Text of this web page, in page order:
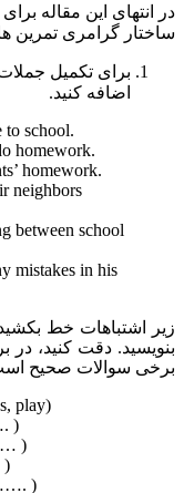
در انتهای این مقاله
ساختار گرامری تمرین
اضافه کنید.
school.
homework.
school
in his
زیر اشتباهات خط
بنویسید. دقت کنید، در
برخی سوالات صحیح
play)
)
)
)
)